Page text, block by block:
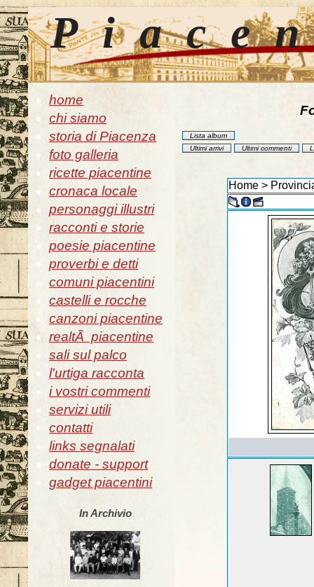
home
chi siamo
storia di Piacenza
foto galleria
ricette piacentine
cronaca locale
personaggi illustri
racconti e storie
poesie piacentine
proverbi e detti
comuni piacentini
castelli e rocche
canzoni piacentine
realtÃ piacentine
sali sul palco
l'urtiga racconta
i vostri commenti
servizi utili
contatti
links segnalati
donate - support
gadget piacentini
In Archivio
Lista album
Ultimi arrivi
Ultimi commenti
Home >